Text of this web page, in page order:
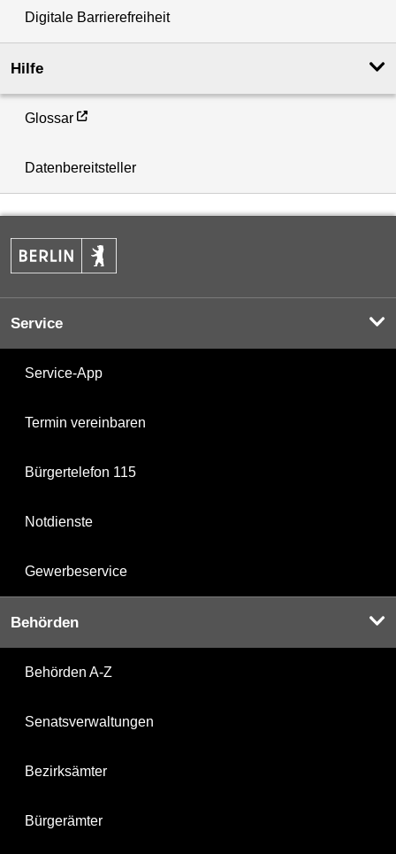
Digitale Barrierefreiheit
Hilfe
Glossar
Datenbereitsteller
Service
Service-App
Termin vereinbaren
Bürgertelefon 115
Notdienste
Gewerbeservice
Behörden
Behörden A-Z
Senatsverwaltungen
Bezirksämter
Bürgerämter